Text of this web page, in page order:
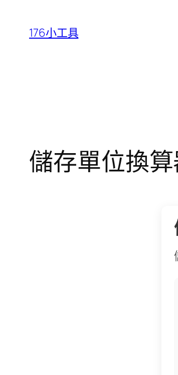
176小工具
儲存單位換